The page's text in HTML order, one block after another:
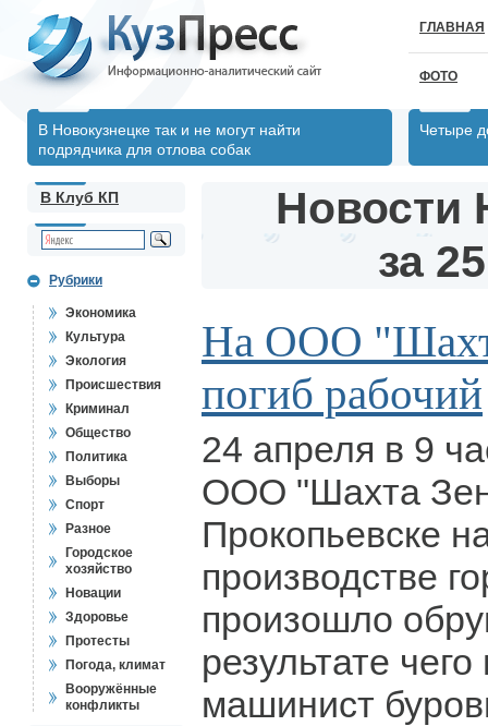
ГЛАВНАЯ
ФОТО
В Новокузнецке так и не могут найти
подрядчика для отлова собак
Четыре
В Клуб КП
Рубрики
Экономика
Культура
Экология
Происшествия
Криминал
Общество
Политика
Выборы
Спорт
Разное
Городское
хозяйство
Новации
Здоровье
Протесты
Погода, климат
Вооружённые
конфликты
Новости
за
На ООО
погиб рабочий
24 апреля в 9
ООО "Шахта
Прокопьевске
производстве
произошло
результате
машинист